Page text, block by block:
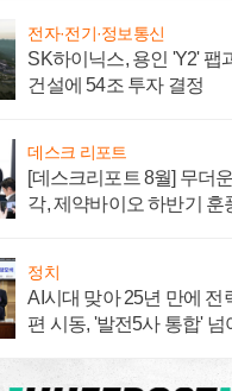
전자·전기·정보통신
SK하이닉스, 용인 'Y2' 팹
건설에 54조 투자 결정
데스크 리포트
[데스크리포트 8월] 무더
각, 제약바이오 하반기 훈
정치
AI시대 맞아 25년 만에 전
편 시동, '발전5사 통합' 넘